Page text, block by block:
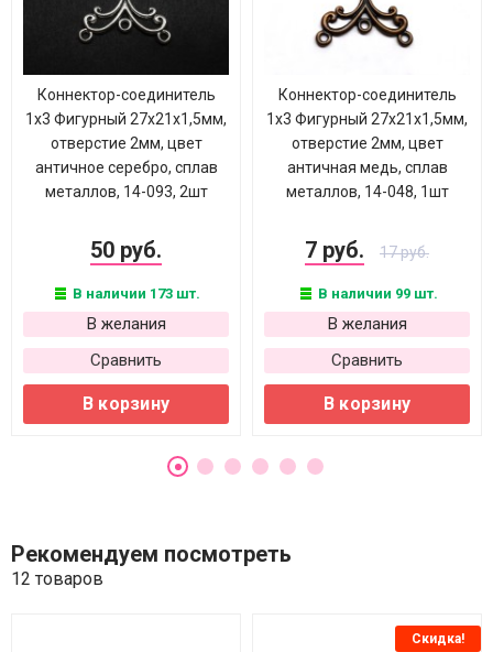
Коннектор-соединитель
1х3 Фигурный 27х21х1,5мм,
отверстие 2мм, цвет
античное серебро, сплав
металлов, 14-093, 2шт
50 руб.
В наличии 173 шт.
В желания
Сравнить
В корзину
Коннектор-соединитель
1х3 Фигурный 27х21х1,5мм,
отверстие 2мм, цвет
античная медь, сплав
металлов, 14-048, 1шт
7 руб. 17 руб.
В наличии 99 шт.
В желания
Сравнить
В корзину
Рекомендуем посмотреть
12 товаров
Скидка!